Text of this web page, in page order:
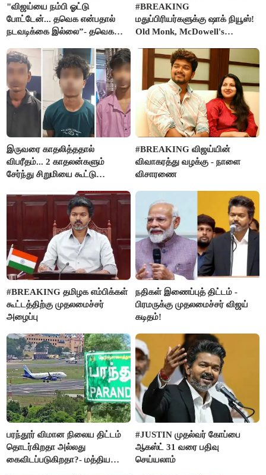
"விஜய்யை நம்பி ஓட்டு
போட்டேன்... தவெக என்பதால்
நடவடிக்கை இல்லை”- தவெக
கதறல்
#BREAKING
மதுப்பிரியர்களுக்கு ஷாக் நியூஸ்!
Old Monk, McDowell's
FSSAI தடை
இருவரை காதலித்ததால்
விபரீதம்... 2 காதலன்களும்
சேர்ந்து சிறுமியை கூட்டு
செய்த கொடூரம்
#BREAKING விஜய்யின்
விவாகரத்து வழக்கு - நாளை
விசாரணை
#BREAKING தமிழக எம்பிக்கள்
கூட்டத்திற்கு முதலமைச்சர்
அழைப்பு
நதிகள் இணைப்புத் திட்டம் -
பிரமருக்கு முதலமைச்சர் விஜய்
கடிதம்!
பரந்தூர் விமான நிலைய திட்டம்
தொடர்கிறதா அல்லது
கைவிடப்படுகிறதா?- மத்திய
#JUSTIN முதல்வர் கோப்பை
ஆகஸ்ட் 31 வரை பதிவு
செய்யலாம்